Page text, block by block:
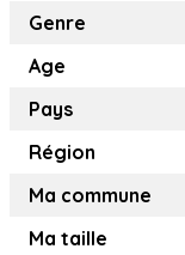
Genre
Age
Pays
Région
Ma commune
Ma taille